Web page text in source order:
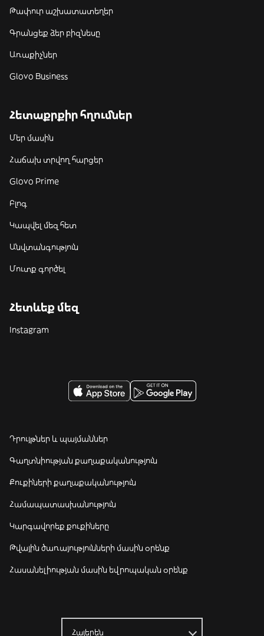
Թափուր աշխատատեղեր
Գրանցեք ձեր բիզնեսը
Առաքիչներ
Glovo Business
Հետաքրքիր հղումներ
Մեր մասին
Հաճախ տրվող հարցեր
Glovo Prime
Բլոգ
Կապվել մեզ հետ
Անվտանգություն
Մուտք գործել
Հետևեք մեզ
Instagram
Դրույթներ և պայմաններ
Գաղտնիության քաղաքականություն
Քուքիների քաղաքականություն
Համապատասխանություն
Կարգավորեք քուքիները
Թվային ծառայությունների մասին օրենք
Հասանելիության մասին եվրոպական օրենք